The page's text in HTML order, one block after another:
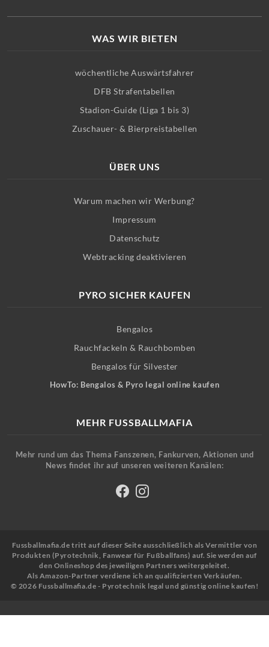
WAS WIR BIETEN
wöchentliche Auswärtsfahrer
DFB Strafentabellen
Stadion-Guide (Liga 1 bis 3)
Zuschauer- & Bierpreistabellen
ÜBER UNS
Warum machen wir Werbung?
Impressum
Datenschutz
Webtracking deaktivieren
PYRO SICHER KAUFEN
Bengalos
Rauchfackeln & Rauchbomben
Bengalos für Silvester
HowTo: Bengalos & Pyro legal online kaufen
MEHR FUSSBALLMAFIA
Mehr rund um das Thema Fanszenen, Fankurven, Aktionen und
News findet ihr auf unseren weiteren Kanälen:
Fussballmafia.de tritt auf dieser Seite ausschließlich als Vermittler von
Produkten (Pyrotechnik, Fanwear für Fußballfans) auf. Sie werden auf
den Onlineshop des jeweiligen Partners weitergeleitet.
Als Amazon-Partner verdiene ich an qualifizierten Verkäufen.
© 2026 Fussballmafia.de - Pyrotechnik legal und günstig online kaufen!